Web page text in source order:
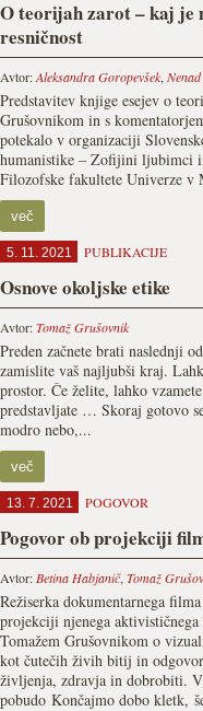
O teorijah zarot – kaj je
resničnost
Avtor:Aleksandra Goropevšek,
Predstavitev knjige esejev o
Grušovnikom in s
potekalo v organizaciji
humanistike – Zofijini ljubimci
Filozofske fakultete Univerze v
več
5. 11. 2021 PUBLIKACIJE
Osnove okoljske etike
Avtor:Tomaž Grušovnik
Preden začnete brati naslednji
zamislite vaš najljubši kraj.
prostor. Če želite, lahko
predstavljate … Skoraj gotovo
modro nebo,...
več
13. 7. 2021 POGOVOR
Pogovor ob projekciji
Avtor: Betina Habjanič, Tomaž
Režiserka dokumentarnega
projekciji njenega
Tomažem Grušovnikom o
kot čutečih živih bitij in
življenja, zdravja in dobrobiti.
pobudo Končajmo dobo kletk,